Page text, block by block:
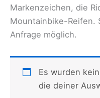
Markenzeichen, die
Mountainbike-Reifen.
Anfrage möglich.
Es wurden
die deiner